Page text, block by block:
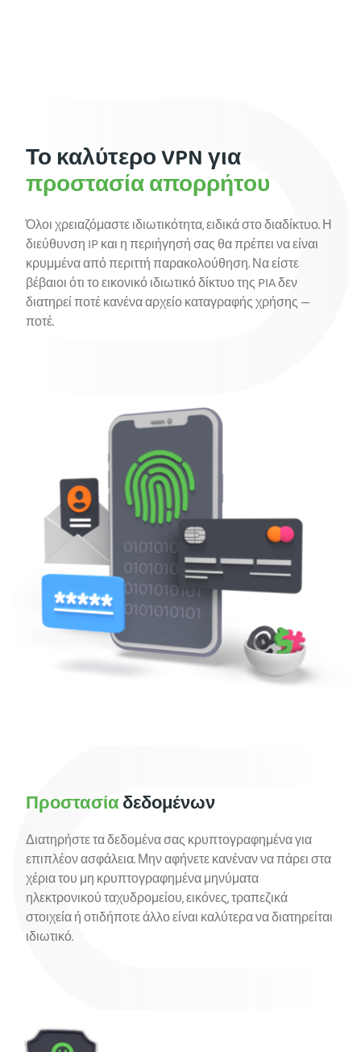
Το καλύτερο VPN για
προστασία απορρήτου
Όλοι χρειαζόμαστε ιδιωτικότητα, ειδικά στο διαδίκτυο. Η
διεύθυνση IP και η περιήγησή σας θα πρέπει να είναι
κρυμμένα από περιττή παρακολούθηση. Να είστε
βέβαιοι ότι το εικονικό ιδιωτικό δίκτυο της PIA δεν
διατηρεί ποτέ κανένα αρχείο καταγραφής χρήσης —
ποτέ.
Προστασίαδεδομένων
Διατηρήστε τα δεδομένα σας κρυπτογραφημένα για
επιπλέον ασφάλεια. Μην αφήνετε κανέναν να πάρει στα
χέρια του μη κρυπτογραφημένα μηνύματα
ηλεκτρονικού ταχυδρομείου, εικόνες, τραπεζικά
στοιχεία ή οτιδήποτε άλλο είναι καλύτερα να διατηρείται
ιδιωτικό.